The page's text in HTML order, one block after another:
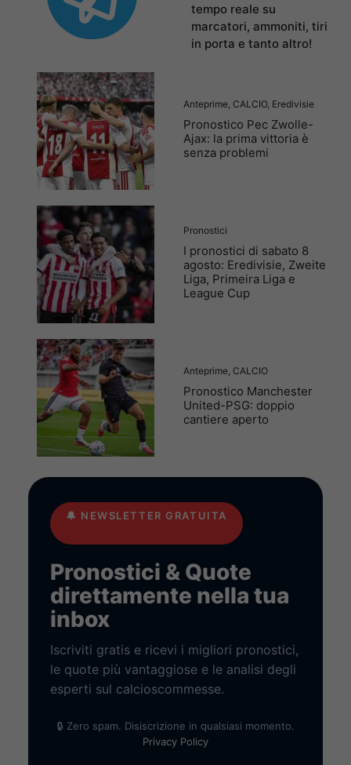
tempo reale su
marcatori, ammoniti, tiri
in porta e tanto altro!
Anteprime, CALCIO, Eredivisie
Pronostico Pec Zwolle-
Ajax: la prima vittoria è
senza problemi
Pronostici
I pronostici di sabato 8
agosto: Eredivisie, Zweite
Liga, Primeira Liga e
League Cup
Anteprime, CALCIO
Pronostico Manchester
United-PSG: doppio
cantiere aperto
🔔 NEWSLETTER GRATUITA
Pronostici & Quote
direttamente nella tua
inbox
Iscriviti gratis e ricevi i migliori pronostici,
le quote più vantaggiose e le analisi degli
esperti sul calcioscommesse.
🔒 Zero spam. Disiscrizione in qualsiasi momento.
Privacy Policy